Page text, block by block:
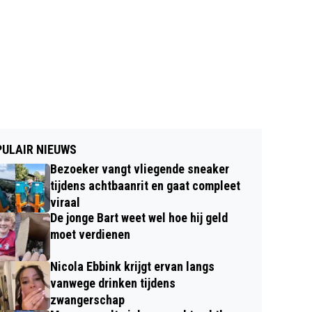
NIEUWS
Bezoeker vangt vliegende sneaker
tijdens achtbaanrit en gaat compleet
viraal
De jonge Bart weet wel hoe hij geld
moet verdienen
Nicola Ebbink krijgt ervan langs
vanwege drinken tijdens
zwangerschap